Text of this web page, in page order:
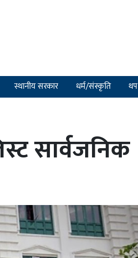
स्थानीय सरकार धर्म/संस्कृति थप
सार्वजनिक